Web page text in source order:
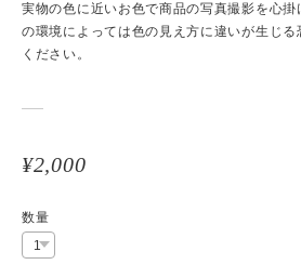
実物の色に近いお色で商品の写真撮影を心
の環境によっては色の見え方に違いが生じ
ください。
¥2,000
数量